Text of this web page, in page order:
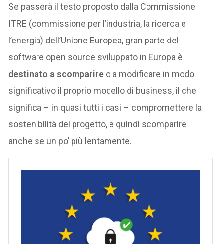
Se passerà il testo proposto dalla Commissione
ITRE (commissione per l’industria, la ricerca e
l’energia) dell’Unione Europea, gran parte del
software open source sviluppato in Europa è
destinato a scomparire o a modificare in modo
significativo il proprio modello di business, il che
significa – in quasi tutti i casi – compromettere la
sostenibilità del progetto, e quindi scomparire
anche se un po’ più lentamente.